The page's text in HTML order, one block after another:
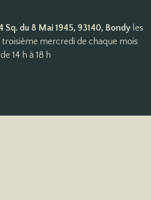
Sq. du 8 Mai 1945, 93140, Bondy les
mercredi de chaque mois
14 h à 18 h